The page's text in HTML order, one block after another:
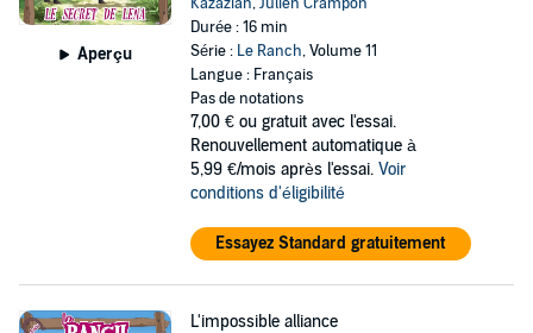
Aperçu
Durée : 16 min
Série : Le Ranch, Volume 11
Langue : Français
Pas de notations
7,00 € ou gratuit avec l'essai.
Renouvellement automatique à
5,99 €/mois après l'essai. Voir
conditions d'éligibilité
Essayez Standard gratuitement
L'impossible alliance